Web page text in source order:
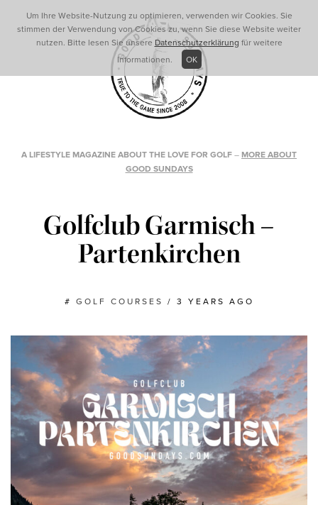
A LIFESTYLE MAGAZINE ABOUT THE LOVE FOR GOLF – MORE ABOUT
GOOD SUNDAYS
Golfclub Garmisch –
Partenkirchen
# GOLF COURSES / 3 YEARS AGO
Um Ihre Website-Nutzung zu optimieren, verwenden wir Cookies. Sie
stimmen der Verwendung von Cookies zu, wenn Sie diese Website weiter
nutzen. Bitte lesen Sie unsere Datenschutzerklärung für weitere
Informationen.
OK